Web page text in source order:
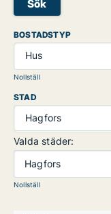
Sök
BOSTADSTYP
Hus
Nollställ
STAD
Hagfors
Valda städer:
Hagfors
Nollställ